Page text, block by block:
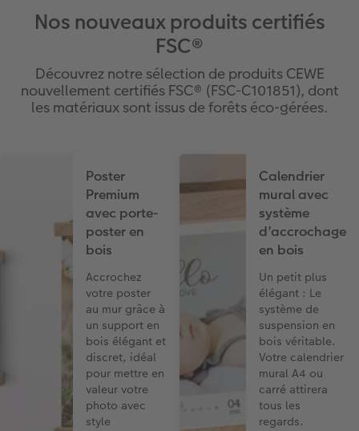
Nos nouveaux produits certifiés
FSC®
Découvrez notre sélection de produits CEWE
nouvellement certifiés FSC® (FSC-C101851), dont
les matériaux sont issus de forêts éco-gérées.
Poster
Premium
avec porte-
poster en
bois
Accrochez
votre poster
au mur grâce à
un support en
bois élégant et
discret, idéal
pour mettre en
valeur votre
photo avec
style
Calendrier
mural avec
système
d’accrochage
en bois
Un petit plus
élégant : Le
système de
suspension en
bois véritable.
Votre calendrier
mural A4 ou
carré attirera
tous les
regards.